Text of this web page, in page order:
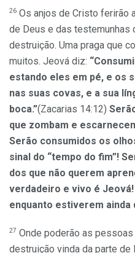
26 Os anjos de Cristo ferirão
de Deus e das testemunhas
destruição. Uma praga que
muitos. Jeová diz:
estando eles em pé, e os
nas suas covas, e a sua
boca.”(Zacarias 14:12)
que zombam e
Serão consumidos os
sinal do “tempo do fim”!
dos que não querem
verdadeiro e vivo é
enquanto estiverem ainda
27 Onde poderão as
destruição vinda da parte de